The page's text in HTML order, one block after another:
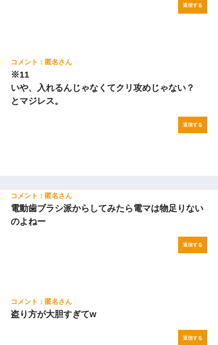
返信する
匿名
※11
いや、入れるんじゃなくてクリ攻めじゃない？
とマジレス。
返信する
匿名
電動歯ブラシ派からしてみたら電マは物足りない
のよねー
返信する
匿名
盗り方が大胆すぎてw
返信する